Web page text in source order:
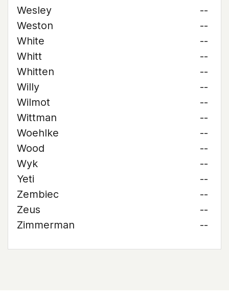
Wesley
--
Weston
--
White
--
Whitt
--
Whitten
--
Willy
--
Wilmot
--
Wittman
--
Woehlke
--
Wood
--
Wyk
--
Yeti
--
Zembiec
--
Zeus
--
Zimmerman
--